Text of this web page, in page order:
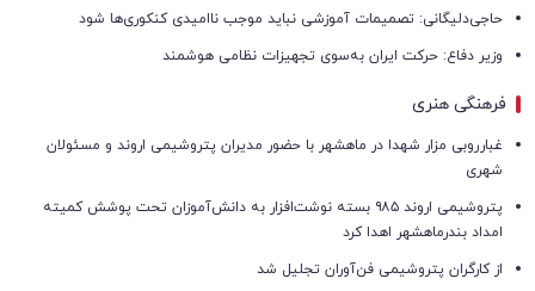
حاجی‌دلیگانی: تصمیمات آموزشی نباید موجب ناامیدی کنکوری‌ها شود
وزیر دفاع: حرکت ایران به‌سوی تجهیزات نظامی هوشمند
فرهنگی هنری
غبارروبی مزار شهدا در ماهشهر با حضور مدیران پتروشیمی اروند و مسئولان
شهری
پتروشیمی اروند ۹۸۵ بسته نوشت‌افزار به دانش‌آموزان تحت پوشش کمیته
امداد بندرماهشهر اهدا کرد
از کارگران پتروشیمی فن‌آوران تجلیل شد